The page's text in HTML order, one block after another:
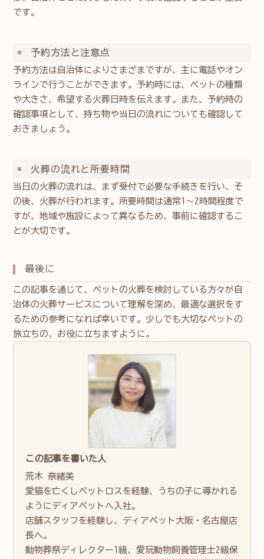
です。
予約方法と注意点
予約方法は自治体によりさまざまですが、主に電話やオン
ラインで行うことができます。予約時には、ペットの種類
や大きさ、希望する火葬日時を伝えます。また、予約時の
確認事項として、持ち物や当日の流れについても確認して
おきましょう。
火葬の流れと所要時間
当日の火葬の流れは、まず受付で必要な手続きを行い、そ
の後、火葬が行われます。所要時間は通常1〜2時間程度で
すが、地域や施設によって異なるため、事前に確認するこ
とが大切です。
最後に
この記事を通じて、ペットの火葬を検討している方々が自
治体の火葬サービスについて理解を深め、最適な選択をす
るための参考になれば幸いです。少しでも大切なペットの
旅立ちの、お役に立ちますように。
この記事を書いた人
荒木 奈緒美
愛猫を亡くしペットロスを経験、うちの子に導かれる
ようにディアペットへ入社。
店舗スタッフを経験し、ディアペット大阪・名古屋店
長へ。
動物葬祭ディレクター1級、愛玩動物飼養管理士2級保